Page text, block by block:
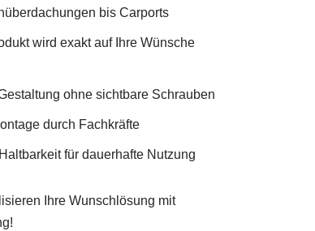
bis Carports
wird exakt auf Ihre Wünsche
ohne sichtbare Schrauben
durch Fachkräfte
für dauerhafte Nutzung
Ihre Wunschlösung mit